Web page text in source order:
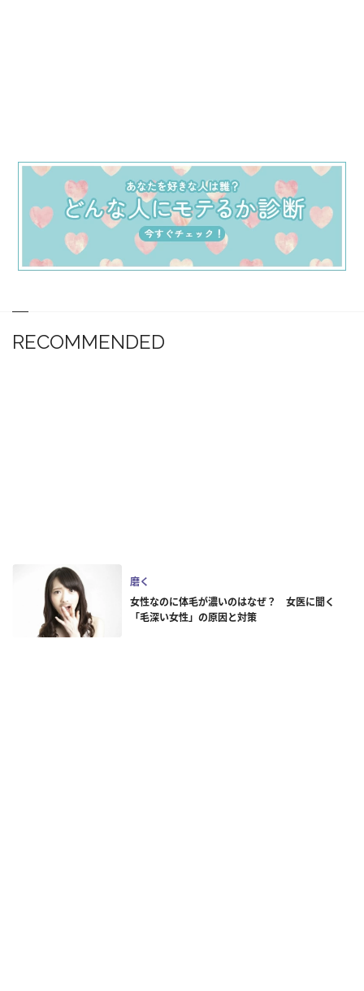
RECOMMENDED
磨く
女性なのに体毛が濃いのはなぜ？ 女医に聞く
「毛深い女性」の原因と対策